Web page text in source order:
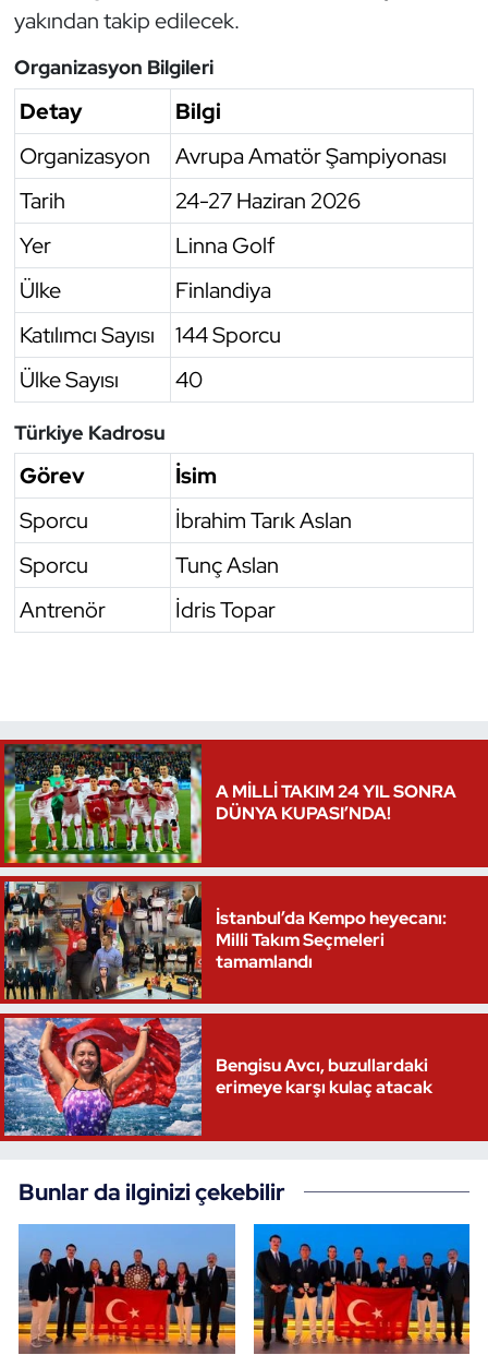
yakından takip edilecek.
Organizasyon Bilgileri
Detay
Bilgi
Organizasyon
Avrupa Amatör Şampiyonası
Tarih
24-27 Haziran 2026
Yer
Linna Golf
Ülke
Finlandiya
Katılımcı Sayısı
144 Sporcu
Ülke Sayısı
40
Türkiye Kadrosu
Görev
İsim
Sporcu
İbrahim Tarık Aslan
Sporcu
Tunç Aslan
Antrenör
İdris Topar
A MİLLİ TAKIM 24 YIL SONRA
DÜNYA KUPASI’NDA!
İstanbul’da Kempo heyecanı:
Milli Takım Seçmeleri
tamamlandı
Bengisu Avcı, buzullardaki
erimeye karşı kulaç atacak
Bunlar da ilginizi çekebilir